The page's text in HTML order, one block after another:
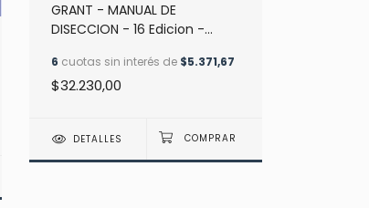
GRANT - MANUAL DE
DISECCION - 16 Edicion -
6 cuotas sin interés de $5.371,67
$32.230,00
DETALLES